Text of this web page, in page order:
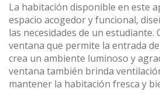
La habitación disponible en este
espacio acogedor y funcional,
las necesidades de un estudiante.
ventana que permite la entrada
crea un ambiente luminoso y
ventana también brinda
mantener la habitación fresca y